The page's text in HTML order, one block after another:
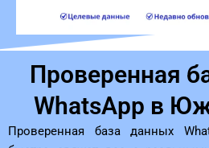
Проверенная
WhatsApp в
Проверенная база данных